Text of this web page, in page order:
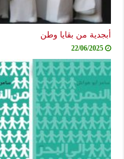
من بقايا وطن
22/06/